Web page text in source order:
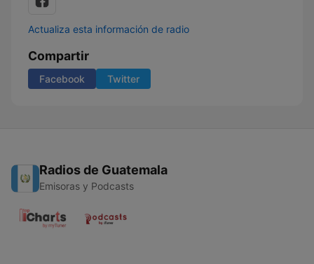
Actualiza esta información de radio
Compartir
Facebook Twitter
Radios de Guatemala
Emisoras y Podcasts